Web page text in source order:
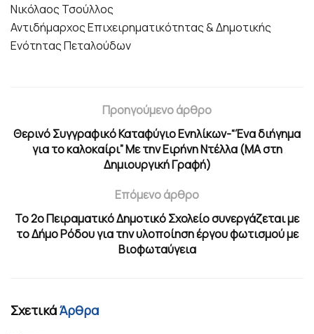
Νικόλαος Τσούλλος
Αντιδήμαρχος Επιχειρηματικότητας & Δημοτικής
Ενότητας Πεταλούδων
Προηγούμενο άρθρο
Θερινό Συγγραφικό Καταφύγιο Ενηλίκων-“Ένα διήγημα
για το καλοκαίρι” Με την Ειρήνη Ντέλλα (ΜΑ στη
Δημιουργική Γραφή)
Επόμενο άρθρο
Το 2ο Πειραματικό Δημοτικό Σχολείο συνεργάζεται με
το Δήμο Ρόδου για την υλοποίηση έργου φωτισμού με
Βιοφωταύγεια
ΣχετικάΆρθρα